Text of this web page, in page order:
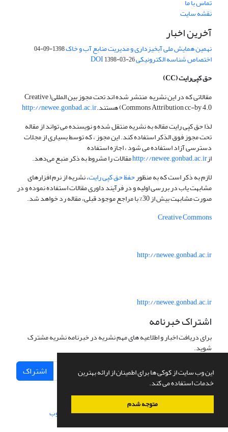
این وب سایت از کوکی ها برای اطمینان از ارائه بهترین
خدمات استفاده می کند.
متوجه شدم
نقشه سایت
آخرین اخبار
نهمین همایش ملی آبخیزداری و مدیریت منابع آب و خاک1398-09-04
اختصاص شناسه الکترونیکی DOI1398-03-26
حق کپی‌رایت(CC)
مقالاتی که در این نشریه منتشر شده اند تحت مجوز بین المللی( Creative
Commons Attribution cc-by 4.0) هستند.
http://newee.gonbad.ac.ir
لذا حق کپی رایت مقاله به نشریه منتقل شده و نویسنده می تواند از مقاله
تحت مجوز فوق الذکر استفاده کند. این مجوز ، که توسط بسیاری از مجلات
دسترسی آزاد استفاده می شود ، اجازه استفاده
ازhttp://newee.gonbad.ac.irمقالات را مشروط به ذکر منبع می‌دهد.
لازم به ذکر است که به منظورحفظ حق کپی رایت، نشریه از نرم افزارهای
مشابهت یاب در بررسی اولیه و در فرآیند داوری مقالات استفاده نموده و در
صورت مشابهت بیش از 30% با مراجع موجود قبلی، مقاله رد خواهد شد.
Creative Commons
http://newee.gonbad.ac.ir
http://newee.gonbad.ac.ir
اشتراک خبرنامه
برای دریافت اخبار و اطلاعیه های مهم نشریه در خبرنامه نشریه مشترک
شوید.
اشتراک
سامانه مدیریت نشریات علمی.طراحی و پیاده سازی از سیناوب